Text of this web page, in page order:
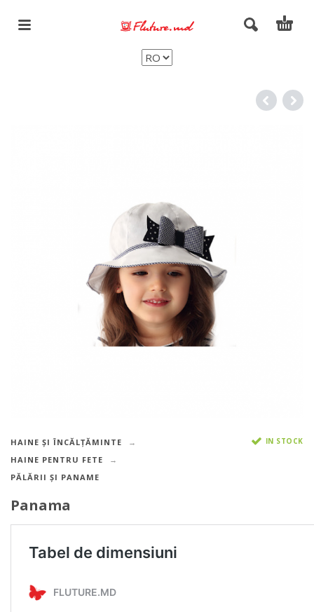
HAINE ȘI ÎNCĂLȚĂMINTE
HAINE PENTRU FETE
PĂLĂRII ȘI PANAME
IN STOCK
Panama